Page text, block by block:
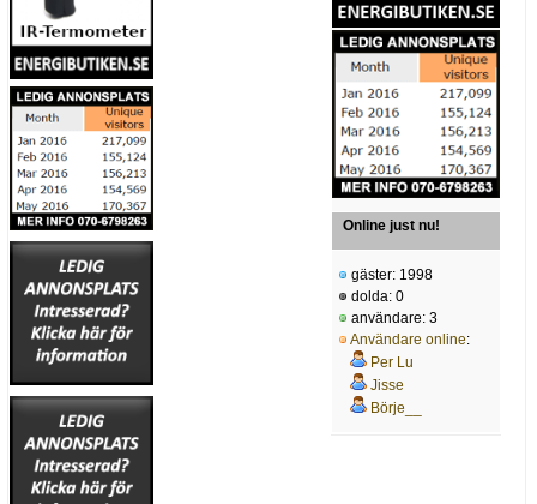
Online just nu!
gäster: 1998
dolda: 0
användare: 3
Användare online:
Per Lu
Jisse
Börje__